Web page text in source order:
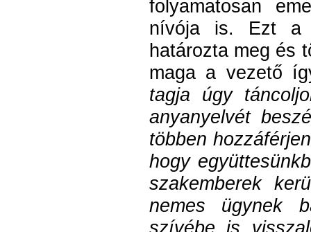
folyamatosan
nívója is. Ezt a
határozta meg és
maga a vezető
tagja úgy
anyanyelvét
többen
hogy
szakemberek
nemes ügynek
szívébe is